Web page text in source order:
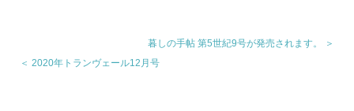
暮しの手帖 第5世紀9号が発売されます。 ＞
＜ 2020年トランヴェール12月号